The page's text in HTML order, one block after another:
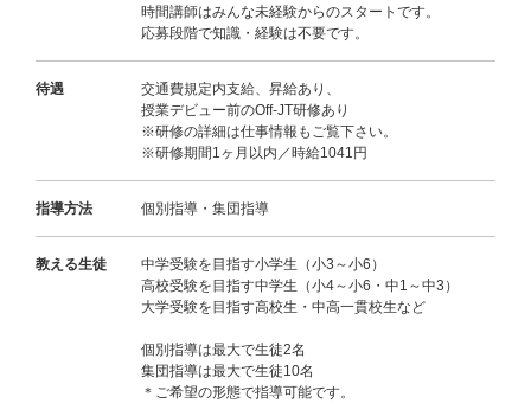
時間講師はみんな未経験からのスタートです。
応募段階で知識・経験は不要です。
待遇
交通費規定内支給、昇給あり、
授業デビュー前のOff-JT研修あり
※研修の詳細は仕事情報もご覧下さい。
※研修期間1ヶ月以内／時給1041円
指導方法 個別指導・集団指導
教える生徒
中学受験を目指す小学生（小3～小6）
高校受験を目指す中学生（小4～小6・中1～中3）
大学受験を目指す高校生・中高一貫校生など
個別指導は最大で生徒2名
集団指導は最大で生徒10名
＊ご希望の形態で指導可能です。